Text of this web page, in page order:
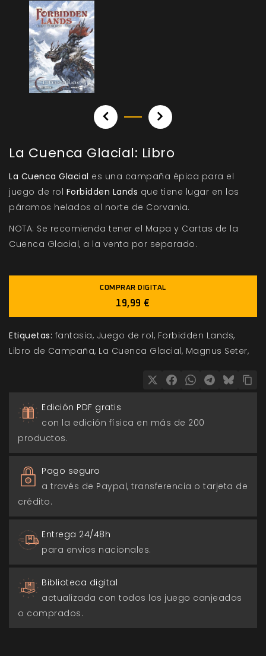
La Cuenca Glacial: Libro
La Cuenca Glacial es una campaña épica para el
juego de rol Forbidden Lands que tiene lugar en los
páramos helados al norte de Corvania.
NOTA: Se recomienda tener el Mapa y Cartas de la
Cuenca Glacial, a la venta por separado.
COMPRAR DIGITAL
19,99 €
Etiquetas: fantasia Juego de rol Forbidden Lands
Libro de Campaña La Cuenca Glacial Magnus Seter
Edición PDF gratis
con la edición física en más de 200
productos.
Pago seguro
a través de Paypal, transferencia o tarjeta de
crédito.
Entrega 24/48h
para envios nacionales.
Biblioteca digital
actualizada con todos los juego canjeados
o comprados.